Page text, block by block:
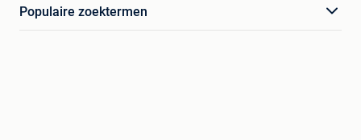
Populaire zoektermen